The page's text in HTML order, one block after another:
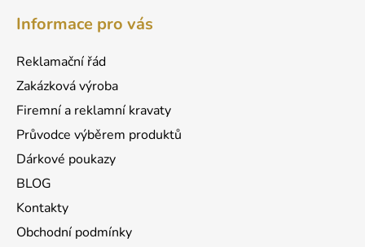
Informace pro vás
Reklamační řád
Zakázková výroba
Firemní a reklamní kravaty
Průvodce výběrem produktů
Dárkové poukazy
BLOG
Kontakty
Obchodní podmínky